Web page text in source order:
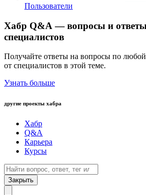
Пользователи
Хабр Q&A — вопросы и
специалистов
Получайте ответы на вопросы по
от специалистов в этой теме.
Узнать больше
другие проекты хабра
Хабр
Q&A
Карьера
Курсы
Закрыть